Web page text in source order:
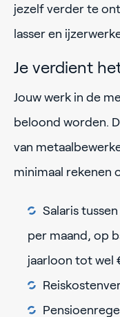
jezelf verder te
lasser en
Je verdient
Jouw werk in de
beloond worden.
van
minimaal rekenen
Salaris
per maand, op
jaarloon tot wel